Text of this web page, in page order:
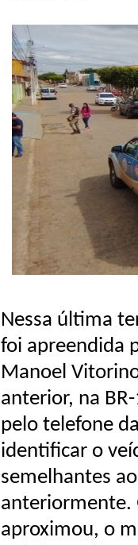
Nessa última
foi apreendida
Manoel
anterior, na
pelo telefone
identificar o
semelhantes
anteriormente.
aproximou, o